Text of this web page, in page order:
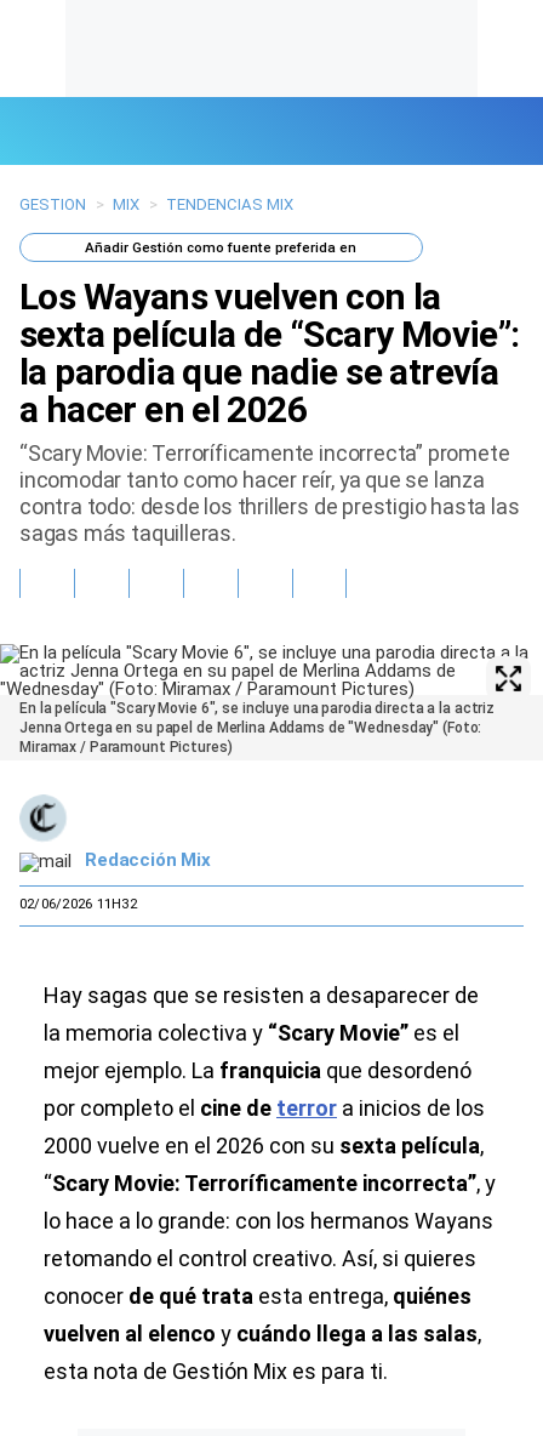
Últimas Noticias
Mi Bolsillo
Respuestas
Gente
Tendencias Mix
Sports
GESTION > MIX > TENDENCIAS MIX
AñadirGestión como fuente preferida en
Los Wayans vuelven con la
sexta película de “Scary Movie”:
la parodia que nadie se atrevía
a hacer en el 2026
“Scary Movie: Terroríficamente incorrecta” promete
incomodar tanto como hacer reír, ya que se lanza
contra todo: desde los thrillers de prestigio hasta las
sagas más taquilleras.
En la película "Scary Movie 6", se incluye una parodia directa a la actriz
Jenna Ortega en su papel de Merlina Addams de "Wednesday" (Foto:
Miramax / Paramount Pictures)
Redacción Mix
02/06/2026 11H32
Hay sagas que se resisten a desaparecer de
la memoria colectiva y “Scary Movie” es el
mejor ejemplo. La franquicia que desordenó
por completo el cine de terror a inicios de los
2000 vuelve en el 2026 con su sexta película,
“Scary Movie: Terroríficamente incorrecta”, y
lo hace a lo grande: con los hermanos Wayans
retomando el control creativo. Así, si quieres
conocer de qué trata esta entrega, quiénes
vuelven al elenco y cuándo llega a las salas,
esta nota de Gestión Mix es para ti.